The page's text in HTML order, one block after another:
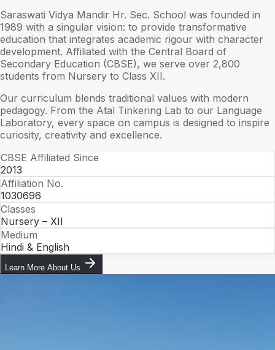
Saraswati Vidya Mandir Hr. Sec. School was founded in
1989 with a singular vision: to provide transformative
education that integrates academic rigour with character
development. Affiliated with the Central Board of
Secondary Education (CBSE), we serve over 2,800
students from Nursery to Class XII.
Our curriculum blends traditional values with modern
pedagogy. From the Atal Tinkering Lab to our Language
Laboratory, every space on campus is designed to inspire
curiosity, creativity and excellence.
CBSE Affiliated Since
2013
Affiliation No.
1030696
Classes
Nursery – XII
Medium
Hindi & English
Learn More About Us